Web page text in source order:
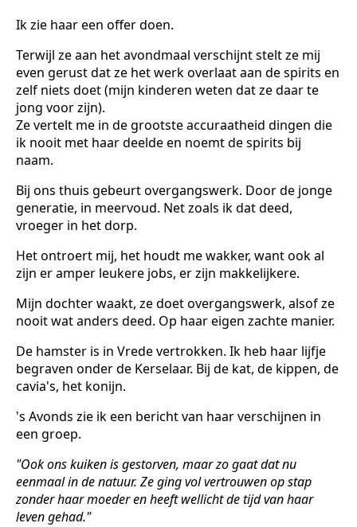
Ik zie haar een offer doen.
Terwijl ze aan het avondmaal verschijnt stelt ze mij
even gerust dat ze het werk overlaat aan de spirits en
zelf niets doet (mijn kinderen weten dat ze daar te
jong voor zijn).
Ze vertelt me in de grootste accuraatheid dingen die
ik nooit met haar deelde en noemt de spirits bij
naam.
Bij ons thuis gebeurt overgangswerk. Door de jonge
generatie, in meervoud. Net zoals ik dat deed,
vroeger in het dorp.
Het ontroert mij, het houdt me wakker, want ook al
zijn er amper leukere jobs, er zijn makkelijkere.
Mijn dochter waakt, ze doet overgangswerk, alsof ze
nooit wat anders deed. Op haar eigen zachte manier.
De hamster is in Vrede vertrokken. Ik heb haar lijfje
begraven onder de Kerselaar. Bij de kat, de kippen, de
cavia's, het konijn.
's Avonds zie ik een bericht van haar verschijnen in
een groep.
"Ook ons kuiken is gestorven, maar zo gaat dat nu
eenmaal in de natuur. Ze ging vol vertrouwen op stap
zonder haar moeder en heeft wellicht de tijd van haar
leven gehad."